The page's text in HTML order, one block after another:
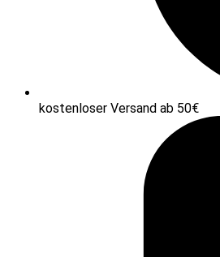
kostenloser Versand ab 50€